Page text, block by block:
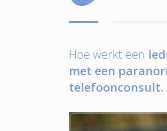
Hoe werkt een
met een
telefoonconsult.